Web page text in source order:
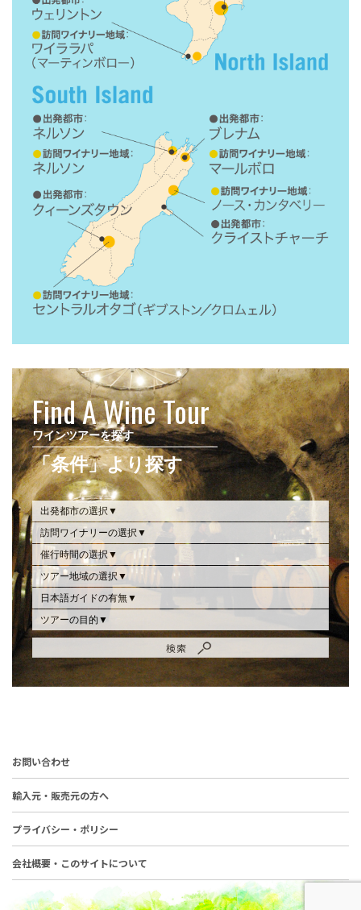
Find A Wine Tour
ワインツアーを探す
「条件」より探す
お問い合わせ
輸入元・販売元の方へ
プライバシー・ポリシー
会社概要・このサイトについて